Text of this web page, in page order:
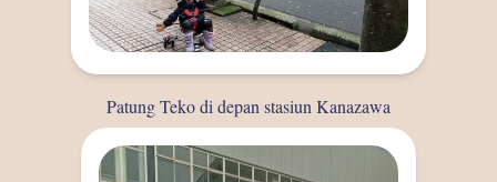
Patung Teko di depan stasiun Kanazawa